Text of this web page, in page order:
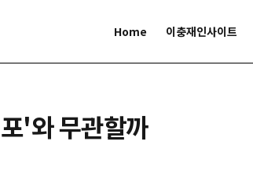
Home 이충재인사이트
'와 무관할까